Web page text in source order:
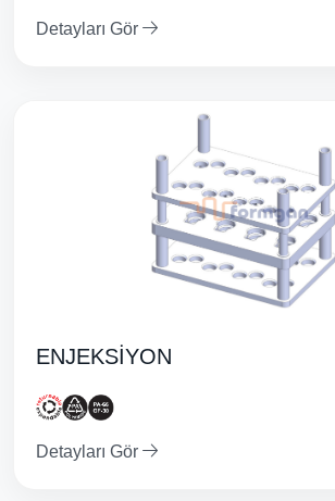
Detayları Gör
ENJEKSİYON
Detayları Gör